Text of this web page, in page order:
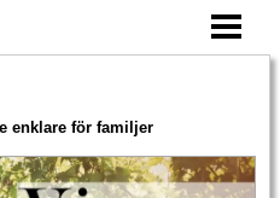
enklare för familjer